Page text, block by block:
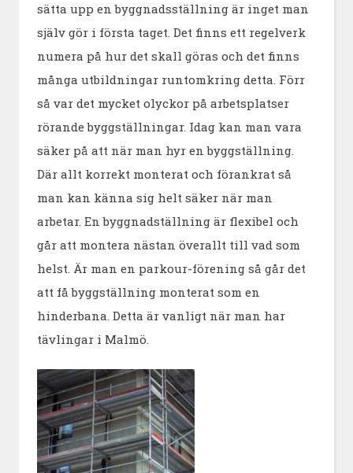
sätta upp en byggnadsställning är inget man
själv gör i första taget. Det finns ett regelverk
numera på hur det skall göras och det finns
många utbildningar runtomkring detta. Förr
så var det mycket olyckor på arbetsplatser
rörande byggställningar. Idag kan man vara
säker på att när man hyr en byggställning.
Där allt korrekt monterat och förankrat så
man kan känna sig helt säker när man
arbetar. En byggnadställning är flexibel och
går att montera nästan överallt till vad som
helst. Är man en parkour-förening så går det
att få byggställning monterat som en
hinderbana. Detta är vanligt när man har
tävlingar i Malmö.